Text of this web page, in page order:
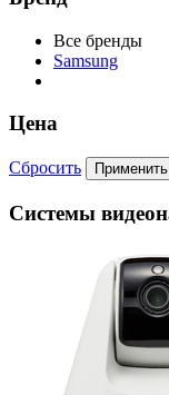
Все бренды
Samsung
Цена
Сбросить
Cистемы